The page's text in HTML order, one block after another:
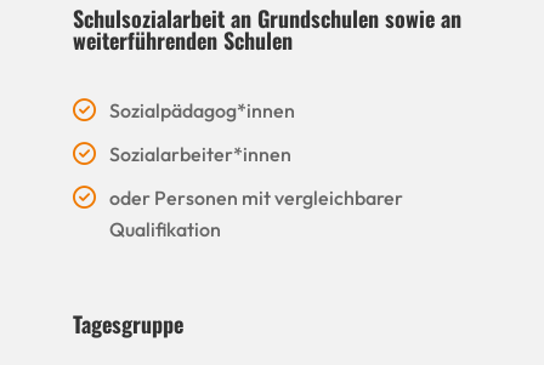
Schulsozialarbeit an Grundschulen sowie an
weiterführenden Schulen
Sozialpädagog*innen
Sozialarbeiter*innen
oder Personen mit vergleichbarer
Qualifikation
Tagesgruppe